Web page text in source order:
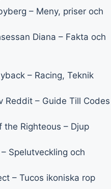
– Meny, priser och
Diana – Fakta och
– Racing, Teknik
Reddit – Guide Till Codes
the Righteous – Djup
Spelutveckling och
– Tucos ikoniska rop